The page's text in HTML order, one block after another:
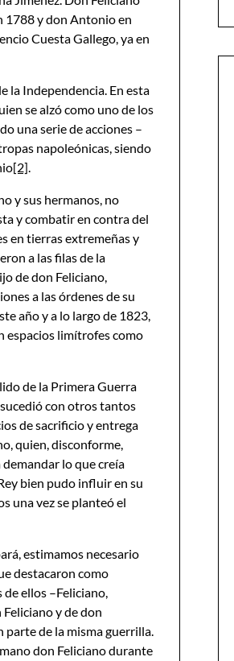
1788 y don Antonio en
Cuesta Gallego, ya en
la Independencia. En esta
se alzó como uno de los
una serie de acciones –
napoleónicas, siendo
[2].
y sus hermanos, no
y combatir en contra del
en tierras extremeñas y
a las filas de la
de don Feliciano,
a las órdenes de su
año y a lo largo de 1823,
espacios limítrofes como
de la Primera Guerra
con otros tantos
de sacrificio y entrega
quien, disconforme,
lo que creía
bien pudo influir en su
una vez se planteó el
estimamos necesario
destacaron como
ellos –Feliciano,
y de don
parte de la misma guerrilla.
don Feliciano durante